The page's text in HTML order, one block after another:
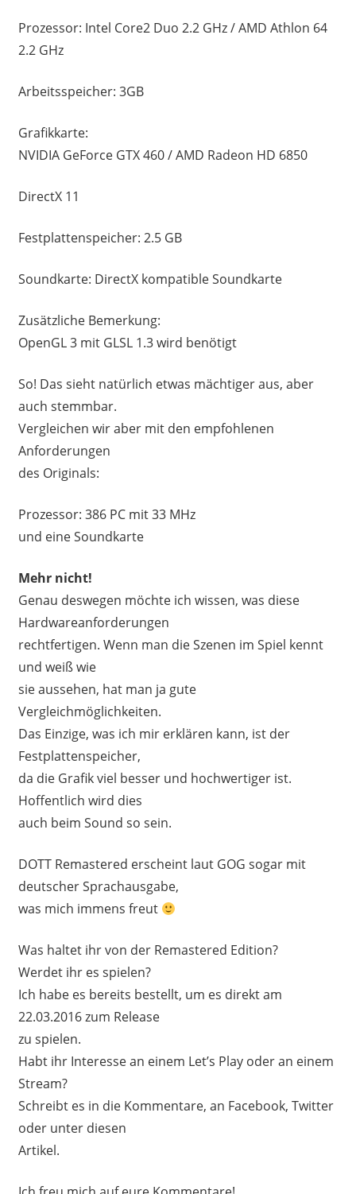
Prozessor: Intel Core2 Duo 2.2 GHz / AMD Athlon 64
2.2 GHz
Arbeitsspeicher: 3GB
Grafikkarte:
NVIDIA GeForce GTX 460 / AMD Radeon HD 6850
DirectX 11
Festplattenspeicher: 2.5 GB
Soundkarte: DirectX kompatible Soundkarte
Zusätzliche Bemerkung:
OpenGL 3 mit GLSL 1.3 wird benötigt
So! Das sieht natürlich etwas mächtiger aus, aber
auch stemmbar.
Vergleichen wir aber mit den empfohlenen
Anforderungen
des Originals:
Prozessor: 386 PC mit 33 MHz
und eine Soundkarte
Mehr nicht!
Genau deswegen möchte ich wissen, was diese
Hardwareanforderungen
rechtfertigen. Wenn man die Szenen im Spiel kennt
und weiß wie
sie aussehen, hat man ja gute
Vergleichmöglichkeiten.
Das Einzige, was ich mir erklären kann, ist der
Festplattenspeicher,
da die Grafik viel besser und hochwertiger ist.
Hoffentlich wird dies
auch beim Sound so sein.
DOTT Remastered erscheint laut GOG sogar mit
deutscher Sprachausgabe,
was mich immens freut
Was haltet ihr von der Remastered Edition?
Werdet ihr es spielen?
Ich habe es bereits bestellt, um es direkt am
22.03.2016 zum Release
zu spielen.
Habt ihr Interesse an einem Let’s Play oder an einem
Stream?
Schreibt es in die Kommentare, an Facebook, Twitter
oder unter diesen
Artikel.